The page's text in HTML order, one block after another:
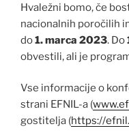
Hvaležni bomo, če
nacionalnih poročilih
do1. marca 2023. Do
obvestili, ali je
Vse informacije o
strani EFNIL-a (
gostitelja (https://